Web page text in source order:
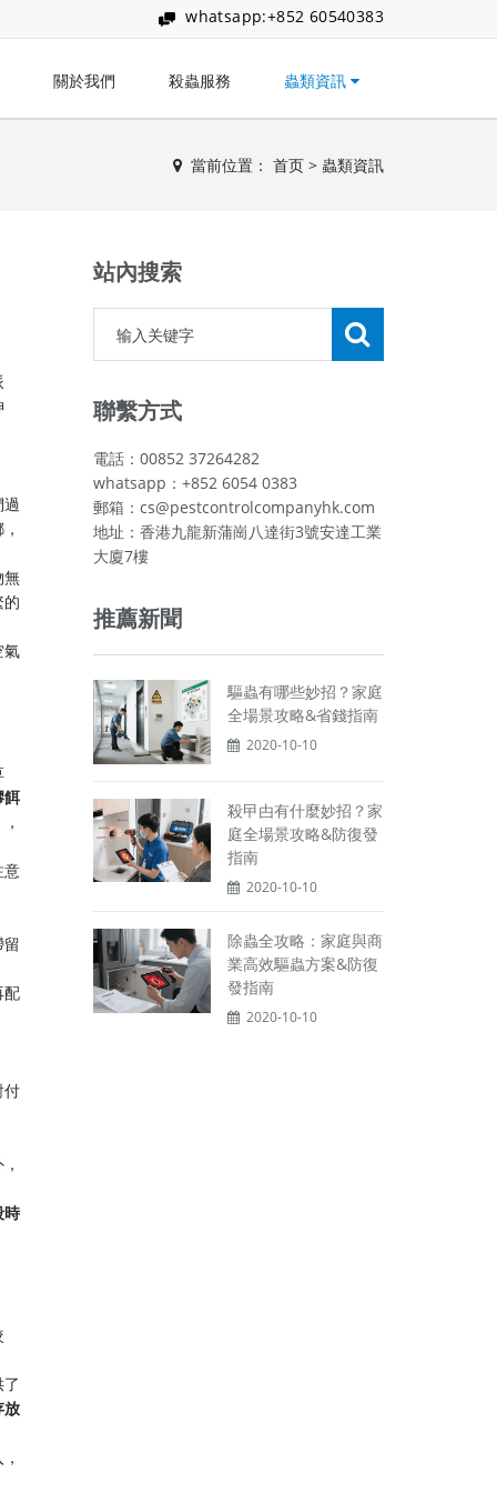
whatsapp:+852 60540383
關於我們 殺蟲服務 蟲類資訊
當前位置： 首页 > 蟲類資訊
無
氣
餌
意
留
配
付
時
放​
站內搜索
聯繫方式
電話：00852 37264282
whatsapp：+852 6054 0383
郵箱：cs@pestcontrolcompanyhk.com
地址：香港九龍新蒲崗八達街3號安達工業
大廈7樓
推薦新聞
驅蟲有哪些妙招？家庭
全場景攻略&省錢指南
2020-10-10
殺曱甴有什麼妙招？家
庭全場景攻略&防復發
指南
2020-10-10
除蟲全攻略：家庭與商
業高效驅蟲方案&防復
發指南
2020-10-10